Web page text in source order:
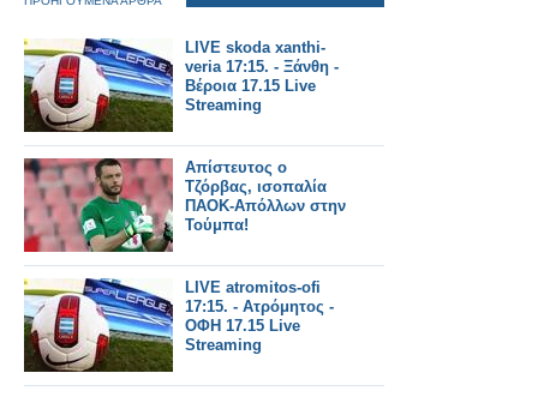
LIVE skoda xanthi-
veria 17:15. - Ξάνθη -
Βέροια 17.15 Live
Streaming
Απίστευτος ο
Τζόρβας, ισοπαλία
ΠΑΟΚ-Απόλλων στην
Τούμπα!
LIVE atromitos-ofi
17:15. - Ατρόμητος -
ΟΦΗ 17.15 Live
Streaming